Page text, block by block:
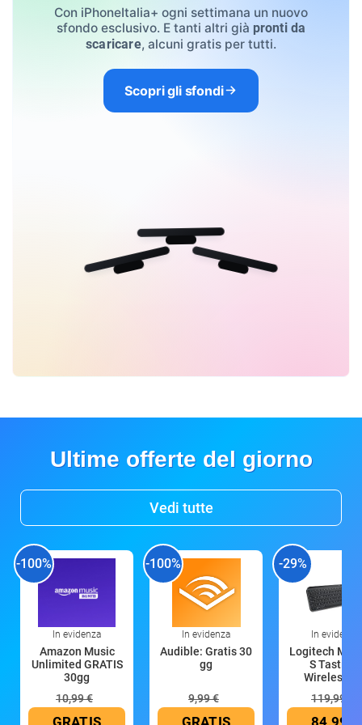
Con iPhoneItalia+ ogni settimana un nuovo
sfondo esclusivo. E tanti altri già pronti da
scaricare, alcuni gratis per tutti.
Scopri gli sfondi
Ultime offerte del giorno
Vedi tutte
-100%
In evidenza
Amazon Music
Unlimited GRATIS
30gg
10,99 €
GRATIS
-100%
In evidenza
Audible: Gratis 30
gg
9,99 €
GRATIS
-29%
In evidenza
Logitech MX
S Tastiera
Wireless
119,99 €
84,99 €